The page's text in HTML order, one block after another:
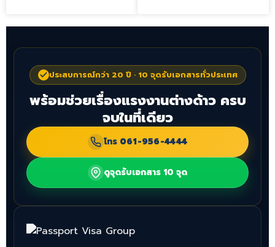
ประสบการณ์กว่า 20 ปี · 10 จุดรับเอกสารทั่วประเทศ
พร้อมช่วยเรื่องแรงงานต่างด้าว ครบ
จบในที่เดียว
โทร 061-956-4444
ดูจุดรับเอกสาร 10 จุด